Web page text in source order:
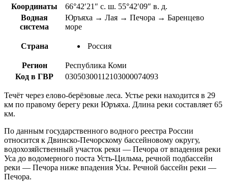
Координаты
66°42′21″ с. ш. 55°42′09″ в. д.
Водная
система
Юръяха → Лая → Печора → Баренцево
море
Страна Россия
Регион
Республика Коми
Код в ГВР
03050300112103000074093
Течёт через елово-берёзовые леса. Устье реки находится в 29
км по правому берегу реки Юръяха. Длина реки составляет 65
км.
По данным государственного водного реестра России
относится к Двинско-Печорскому бассейновому округу,
водохозяйственный участок реки — Печора от впадения реки
Уса до водомерного поста Усть-Цильма, речной подбассейн
реки — Печора ниже впадения Усы. Речной бассейн реки —
Печора.